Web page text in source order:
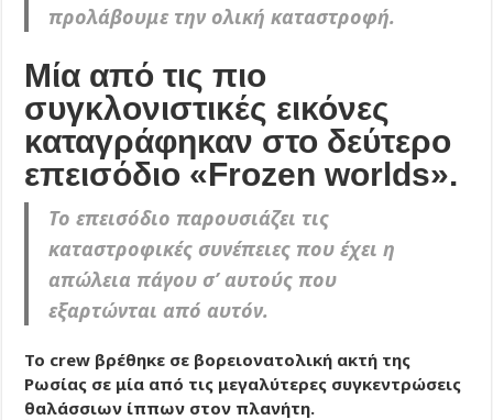
προλάβουμε την ολική καταστροφή.
Μία από τις πιο
συγκλονιστικές εικόνες
καταγράφηκαν στο δεύτερο
επεισόδιο «Frozen worlds».
Το επεισόδιο παρουσιάζει τις
καταστροφικές συνέπειες που έχει η
απώλεια πάγου σ’ αυτούς που
εξαρτώνται από αυτόν.
Το crew βρέθηκε σε βορειονατολική ακτή της
Ρωσίας σε μία από τις μεγαλύτερες συγκεντρώσεις
θαλάσσιων ίππων στον πλανήτη.